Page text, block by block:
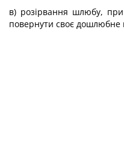
в) розірвання шлюбу,
повернути своє дошлюбне